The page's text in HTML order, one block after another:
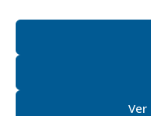
Ver
Villas Holidays Costa
·